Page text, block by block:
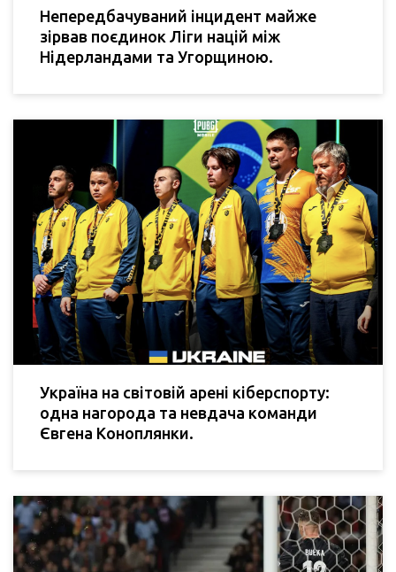
Непередбачуваний інцидент майже
зірвав поєдинок Ліги націй між
Нідерландами та Угорщиною.
Україна на світовій арені кіберспорту:
одна нагорода та невдача команди
Євгена Коноплянки.